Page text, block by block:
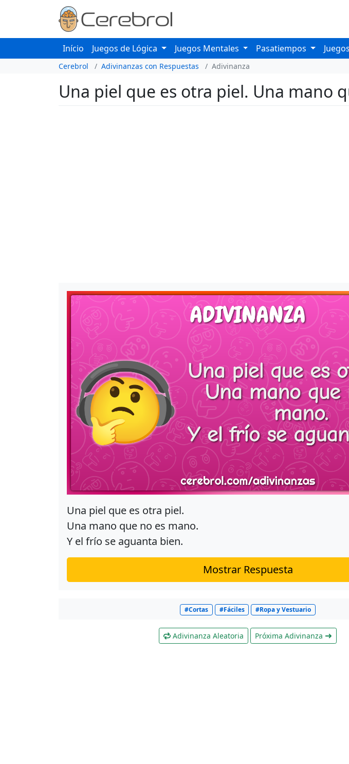
Início Juegos de Lógica Juegos Mentales Pasatiempos Juegos
Cerebrol Adivinanzas con Respuestas Adivinanza
Una piel que es otra piel. Una mano
Una piel que es otra piel.
Una mano que no es mano.
Y el frío se aguanta bien.
Mostrar Respuesta
#Cortas #Fáciles #Ropa y Vestuario
Adivinanza Aleatoria Próxima Adivinanza